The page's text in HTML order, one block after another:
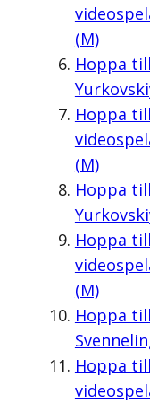
(M)
Hoppa till
Hoppa till
(M)
Hoppa till
Hoppa till
(M)
Hoppa till
Hoppa till